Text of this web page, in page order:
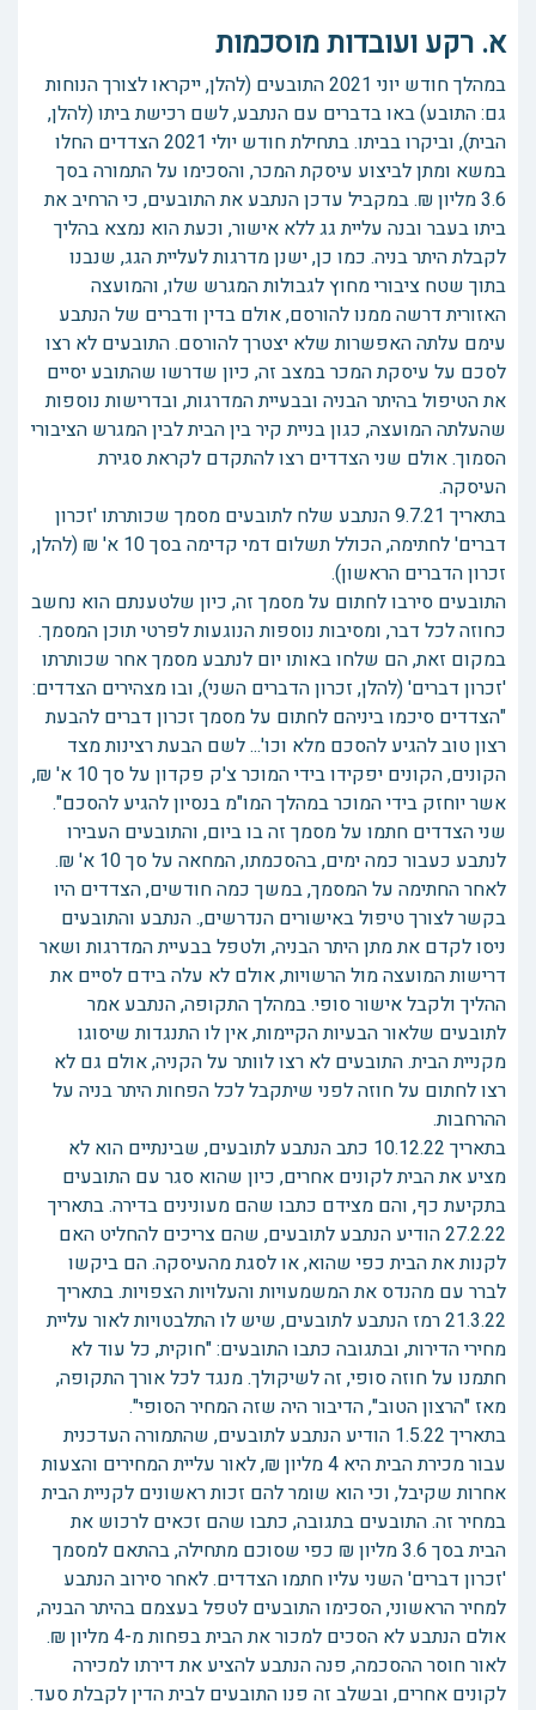
א. רקע ועובדות מוסכמות
במהלך חודש יוני 2021 התובעים (להלן, ייקראו לצורך הנוחות
גם: התובע) באו בדברים עם הנתבע, לשם רכישת ביתו (להלן,
הבית), וביקרו בביתו. בתחילת חודש יולי 2021 הצדדים החלו
במשא ומתן לביצוע עיסקת המכר, והסכימו על התמורה בסך
3.6 מליון ₪. במקביל עדכן הנתבע את התובעים, כי הרחיב את
ביתו בעבר ובנה עליית גג ללא אישור, וכעת הוא נמצא בהליך
לקבלת היתר בניה. כמו כן, ישנן מדרגות לעליית הגג, שנבנו
בתוך שטח ציבורי מחוץ לגבולות המגרש שלו, והמועצה
האזורית דרשה ממנו להורסם, אולם בדין ודברים של הנתבע
עימם עלתה האפשרות שלא יצטרך להורסם. התובעים לא רצו
לסכם על עיסקת המכר במצב זה, כיון שדרשו שהתובע יסיים
את הטיפול בהיתר הבניה ובבעיית המדרגות, ובדרישות נוספות
שהעלתה המועצה, כגון בניית קיר בין הבית לבין המגרש הציבורי
הסמוך. אולם שני הצדדים רצו להתקדם לקראת סגירת
העיסקה.
בתאריך 9.7.21 הנתבע שלח לתובעים מסמך שכותרתו 'זכרון
דברים' לחתימה, הכולל תשלום דמי קדימה בסך 10 א' ₪ (להלן,
זכרון הדברים הראשון).
התובעים סירבו לחתום על מסמך זה, כיון שלטענתם הוא נחשב
כחוזה לכל דבר, ומסיבות נוספות הנוגעות לפרטי תוכן המסמך.
במקום זאת, הם שלחו באותו יום לנתבע מסמך אחר שכותרתו
'זכרון דברים' (להלן, זכרון הדברים השני), ובו מצהירים הצדדים:
"הצדדים סיכמו ביניהם לחתום על מסמך זכרון דברים להבעת
רצון טוב להגיע להסכם מלא וכו'... לשם הבעת רצינות מצד
הקונים, הקונים יפקידו בידי המוכר צ'ק פקדון על סך 10 א' ₪,
אשר יוחזק בידי המוכר במהלך המו"מ בנסיון להגיע להסכם".
שני הצדדים חתמו על מסמך זה בו ביום, והתובעים העבירו
לנתבע כעבור כמה ימים, בהסכמתו, המחאה על סך 10 א' ₪.
לאחר החתימה על המסמך, במשך כמה חודשים, הצדדים היו
בקשר לצורך טיפול באישורים הנדרשים,. הנתבע והתובעים
ניסו לקדם את מתן היתר הבניה, ולטפל בבעיית המדרגות ושאר
דרישות המועצה מול הרשויות, אולם לא עלה בידם לסיים את
ההליך ולקבל אישור סופי. במהלך התקופה, הנתבע אמר
לתובעים שלאור הבעיות הקיימות, אין לו התנגדות שיסוגו
מקניית הבית. התובעים לא רצו לוותר על הקניה, אולם גם לא
רצו לחתום על חוזה לפני שיתקבל לכל הפחות היתר בניה על
ההרחבות.
בתאריך 10.12.22 כתב הנתבע לתובעים, שבינתיים הוא לא
מציע את הבית לקונים אחרים, כיון שהוא סגר עם התובעים
בתקיעת כף, והם מצידם כתבו שהם מעונינים בדירה. בתאריך
27.2.22 הודיע הנתבע לתובעים, שהם צריכים להחליט האם
לקנות את הבית כפי שהוא, או לסגת מהעיסקה. הם ביקשו
לברר עם מהנדס את המשמעויות והעלויות הצפויות. בתאריך
21.3.22 רמז הנתבע לתובעים, שיש לו התלבטויות לאור עליית
מחירי הדירות, ובתגובה כתבו התובעים: "חוקית, כל עוד לא
חתמנו על חוזה סופי, זה לשיקולך. מנגד לכל אורך התקופה,
מאז "הרצון הטוב", הדיבור היה שזה המחיר הסופי".
בתאריך 1.5.22 הודיע הנתבע לתובעים, שהתמורה העדכנית
עבור מכירת הבית היא 4 מליון ₪, לאור עליית המחירים והצעות
אחרות שקיבל, וכי הוא שומר להם זכות ראשונים לקניית הבית
במחיר זה. התובעים בתגובה, כתבו שהם זכאים לרכוש את
הבית בסך 3.6 מליון ₪ כפי שסוכם מתחילה, בהתאם למסמך
'זכרון דברים' השני עליו חתמו הצדדים. לאחר סירוב הנתבע
למחיר הראשוני, הסכימו התובעים לטפל בעצמם בהיתר הבניה,
אולם הנתבע לא הסכים למכור את הבית בפחות מ-4 מליון ₪.
לאור חוסר ההסכמה, פנה הנתבע להציע את דירתו למכירה
לקונים אחרים, ובשלב זה פנו התובעים לבית הדין לקבלת סעד.